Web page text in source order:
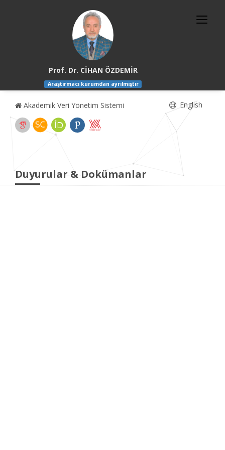
Prof. Dr. CİHAN ÖZDEMİR
Araştırmacı kurumdan ayrılmıştır
Akademik Veri Yönetim Sistemi English
Duyurular & Dokümanlar